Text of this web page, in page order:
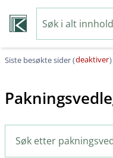
Siste besøkte sider (deaktiver)